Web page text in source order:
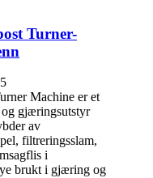
Turner-
Machine er et
og gjæringsutstyr
av
filtreringsslam,
i
brukt i gjæring og